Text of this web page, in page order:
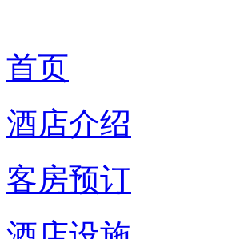
首页
酒店介绍
客房预订